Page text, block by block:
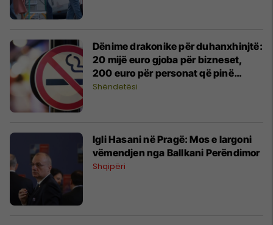
Dënime drakonike për duhanxhinjtë:
20 mijë euro gjoba për bizneset,
200 euro për personat që pinë
duhan në ambiente të mbyllura
Shëndetësi
Igli Hasani në Pragë: Mos e largoni
vëmendjen nga Ballkani Perëndimor
Shqipëri